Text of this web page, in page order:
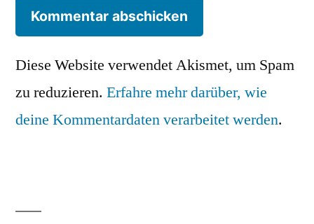
Diese Website verwendet Akismet, um Spam
zu reduzieren. Erfahre mehr darüber, wie
deine Kommentardaten verarbeitet werden.